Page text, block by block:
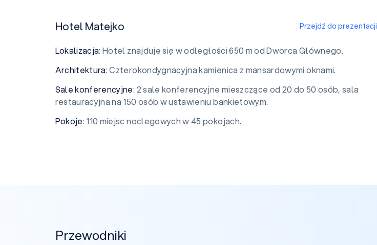
Hotel Matejko Przejdź do prezentacji
Lokalizacja: Hotel znajduje się w odległości 650 m od Dworca Głównego.
Architektura: Czterokondygnacyjna kamienica z mansardowymi oknami.
Sale konferencyjne: 2 sale konferencyjne mieszczące od 20 do 50 osób, sala
restauracyjna na 150 osób w ustawieniu bankietowym.
Pokoje: 110 miejsc noclegowych w 45 pokojach.
Przewodniki